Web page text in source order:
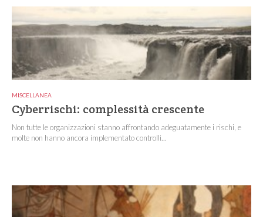
MISCELLANEA
Cyberrischi: complessità crescente
Non tutte le organizzazioni stanno affrontando adeguatamente i rischi, e
molte non hanno ancora implementato controlli...